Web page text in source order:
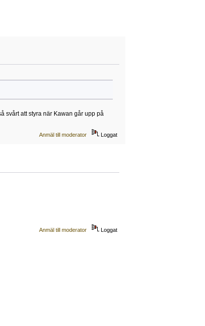
svårt att styra när Kawan går upp på
Anmäl till moderator Loggat
Anmäl till moderator Loggat